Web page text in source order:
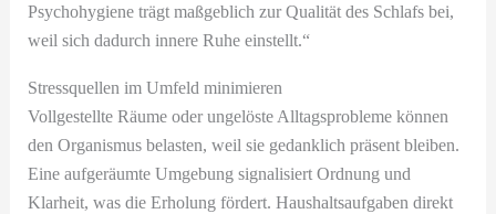
Psychohygiene trägt maßgeblich zur Qualität des Schlafs bei,
weil sich dadurch innere Ruhe einstellt.“
Stressquellen im Umfeld minimieren
Vollgestellte Räume oder ungelöste Alltagsprobleme können
den Organismus belasten, weil sie gedanklich präsent bleiben.
Eine aufgeräumte Umgebung signalisiert Ordnung und
Klarheit, was die Erholung fördert. Haushaltsaufgaben direkt